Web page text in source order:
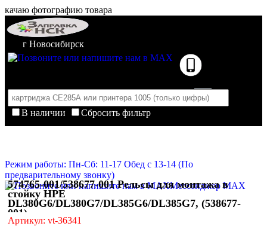
качаю фотографию товара
г Новосибирск
В наличии
Сбросить фильтр
Корзина пуста
Режим работы: Пн-Сб: 11-17 Обед с 13-14 (По
предварительному звонку)
Мессенджер MAX
574765-001/538677-001 Рельсы для монтажа в
стойку HPE
DL380G6/DL380G7/DL385G6/DL385G7, (538677-
001)
Артикул: vt-36341